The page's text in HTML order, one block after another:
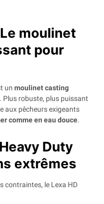
moulinet
pour
un moulinet casting
. Plus robuste, plus puissant
aux pêcheurs exigeants
comme en eau douce.
Duty
extrêmes
contraintes, le Lexa HD